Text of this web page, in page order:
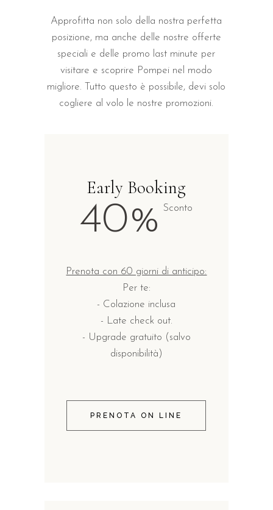
Approfitta non solo della nostra perfetta
posizione, ma anche delle nostre offerte
speciali e delle promo last minute per
visitare e scoprire Pompei nel modo
migliore. Tutto questo è possibile, devi solo
cogliere al volo le nostre promozioni.
Early Booking
40% Sconto
Prenota con 60 giorni di anticipo:
Per te:
- Colazione inclusa
- Late check out.
- Upgrade gratuito (salvo
disponibilità)
PRENOTA ON LINE